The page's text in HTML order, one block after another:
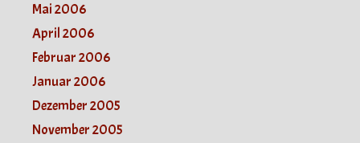
Mai 2006
April 2006
Februar 2006
Januar 2006
Dezember 2005
November 2005